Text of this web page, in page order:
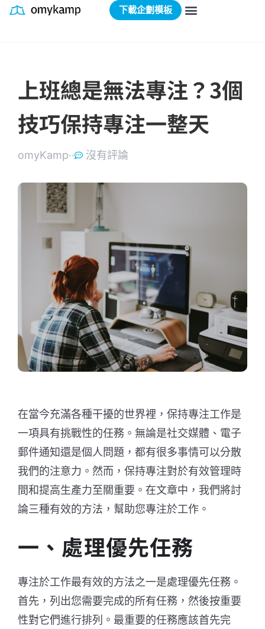
下載企劃模板
上班總是無法專注？3個
技巧保持專注一整天
omyKamp·· 沒有評論
在當今充滿各種干擾的世界裡，保持專注工作是
一項具有挑戰性的任務。無論是社交媒體、電子
郵件通知還是個人問題，都有很多事情可以分散
我們的注意力。然而，保持專注對於有效管理時
間和提高生產力至關重要。在文章中，我們將討
論三種有效的方法，幫助您專注於工作。
一、處理優先任務
專注於工作最有效的方法之一是處理優先任務。
首先，列出您需要完成的所有任務，然後按重要
性對它們進行排列。最重要的任務應該首先完